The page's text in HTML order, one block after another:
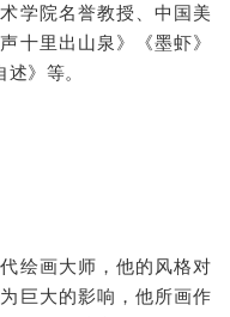
学院名誉教授、中国美
十里出山泉》《墨虾》
》等。
绘画大师，他的风格对
巨大的影响，他所画作